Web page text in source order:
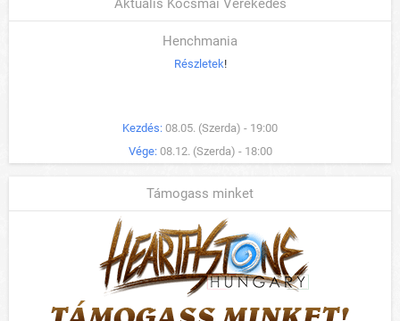
Aktuális Kocsmai Verekedés
Henchmania
Részletek!
Kezdés: 08.05. (Szerda) - 19:00
Vége: 08.12. (Szerda) - 18:00
Támogass minket